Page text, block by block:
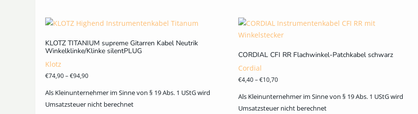
KLOTZ TITANIUM supreme Gitarren Kabel Neutrik
Winkelklinke/Klinke silentPLUG
Klotz
€74,90–€94,90
Als Kleinunternehmer im Sinne von § 19 Abs. 1 UStG wird
Umsatzsteuer nicht berechnet
CORDIAL CFI RR Flachwinkel-Patchkabel schwarz
Cordial
€4,40–€10,70
Als Kleinunternehmer im Sinne von § 19 Abs. 1 UStG wird
Umsatzsteuer nicht berechnet